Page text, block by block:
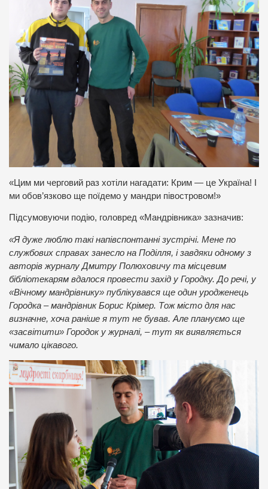
«Цим ми черговий раз хотіли нагадати: Крим — це Україна! І
ми обов’язково ще поїдемо у мандри півостровом!»
Підсумовуючи подію, головред «Мандрівника» зазначив:
«Я дуже люблю такі напівспонтанні зустрічі. Мене по
службових справах занесло на Поділля, і завдяки одному з
авторів журналу Дмитру Полюховичу та місцевим
бібліотекарям вдалося провести захід у Городку. До речі, у
«Вічному мандрівнику» публікувався ще один уродженець
Городка – мандрівник Борис Крімер. Тож місто для нас
визначне, хоча раніше я тут не бував. Але плануємо ще
«засвітити» Городок у журналі, – тут як виявляється
чимало цікавого.